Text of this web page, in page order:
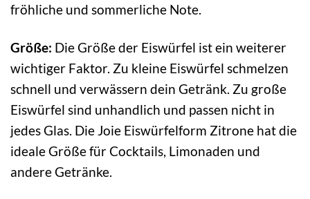
fröhliche und sommerliche Note.
Größe: Die Größe der Eiswürfel ist ein weiterer
wichtiger Faktor. Zu kleine Eiswürfel schmelzen
schnell und verwässern dein Getränk. Zu große
Eiswürfel sind unhandlich und passen nicht in
jedes Glas. Die Joie Eiswürfelform Zitrone hat die
ideale Größe für Cocktails, Limonaden und
andere Getränke.